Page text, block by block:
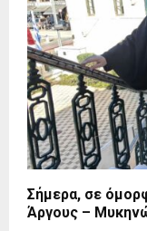
Σήμερα, σε
Άργους –